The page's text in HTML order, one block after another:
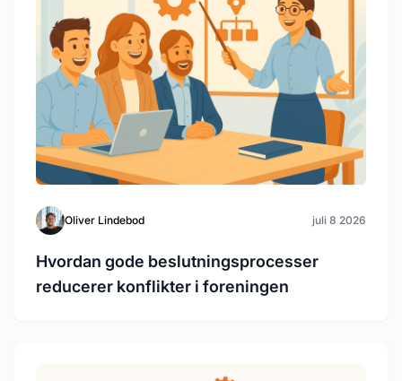
Oliver Lindebod juli 8 2026
Hvordan gode beslutningsprocesser
reducerer konflikter i foreningen